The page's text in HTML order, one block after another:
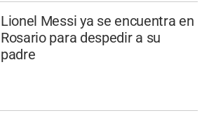
Lionel Messi ya se encuentra en
Rosario para despedir a su
padre